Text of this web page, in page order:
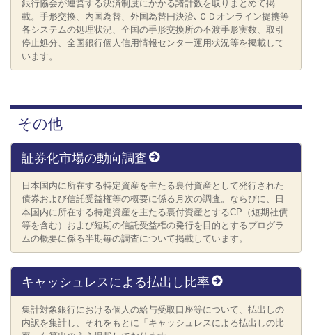
銀行協会が運営する決済制度にかかる諸計数を取りまとめて掲
載。手形交換、内国為替、外国為替円決済､ＣＤオンライン提携等
各システムの処理状況、全国の手形交換所の不渡手形実数、取引
停止処分、全国銀行個人信用情報センター運用状況等を掲載して
います。
その他
証券化市場の動向調査
日本国内に所在する特定資産を主たる裏付資産として発行された
債券および信託受益権等の概要に係る月次の調査。ならびに、日
本国内に所在する特定資産を主たる裏付資産とするCP（短期社債
等を含む）および短期の信託受益権の発行を目的とするプログラ
ムの概要に係る半期毎の調査について掲載しています。
キャッシュレスによる払出し比率
集計対象銀行における個人の給与受取口座等について、払出しの
内訳を集計し、それをもとに「キャッシュレスによる払出しの比